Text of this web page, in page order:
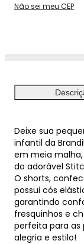
Não sei meu CEP
Deixe sua
infantil da
em meia
do adorável
O shorts,
possui cós
garantindo
fresquinhos e
perfeita para as
alegria e estilo!